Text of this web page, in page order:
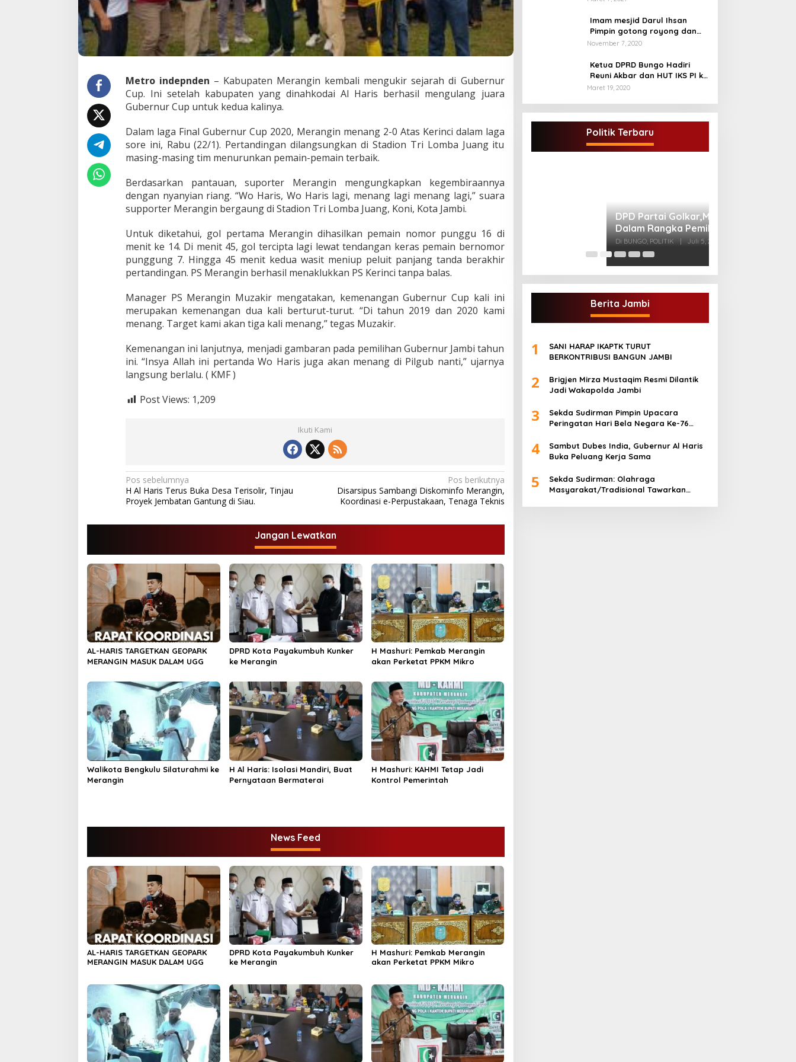
g
u
r
J
a
r
a
G
b
e
r
r
C
u
T
a
h
u
n
0
2
0
.
Metro indepnden – Kabupaten Merangin kembali mengukir sejarah di Gubernur
Cup. Ini setelah kabupaten yang dinahkodai Al Haris berhasil mengulang juara
Gubernur Cup untuk kedua kalinya.
Dalam laga Final Gubernur Cup 2020, Merangin menang 2-0 Atas Kerinci dalam laga
sore ini, Rabu (22/1). Pertandingan dilangsungkan di Stadion Tri Lomba Juang itu
masing-masing tim menurunkan pemain-pemain terbaik.
Berdasarkan pantauan, suporter Merangin mengungkapkan kegembiraannya
dengan nyanyian riang. “Wo Haris, Wo Haris lagi, menang lagi menang lagi,” suara
supporter Merangin bergaung di Stadion Tri Lomba Juang, Koni, Kota Jambi.
Untuk diketahui, gol pertama Merangin dihasilkan pemain nomor punggu 16 di
menit ke 14. Di menit 45, gol tercipta lagi lewat tendangan keras pemain bernomor
punggung 7. Hingga 45 menit kedua wasit meniup peluit panjang tanda berakhir
pertandingan. PS Merangin berhasil menaklukkan PS Kerinci tanpa balas.
Manager PS Merangin Muzakir mengatakan, kemenangan Gubernur Cup kali ini
merupakan kemenangan dua kali berturut-turut. “Di tahun 2019 dan 2020 kami
menang. Target kami akan tiga kali menang,” tegas Muzakir.
Kemenangan ini lanjutnya, menjadi gambaran pada pemilihan Gubernur Jambi tahun
ini. “Insya Allah ini pertanda Wo Haris juga akan menang di Pilgub nanti,” ujarnya
langsung berlalu. ( KMF )
Post Views: 1,209
Ikuti Kami
N
a
a
s
i
p
o
s
Pos sebelumnya
H Al Haris Terus Buka Desa Terisolir, Tinjau
Proyek Jembatan Gantung di Siau.
Pos berikutnya
Disarsipus Sambangi Diskominfo Merangin,
Koordinasi e-Perpustakaan, Tenaga Teknis
Jangan Lewatkan
AL-HARIS TARGETKAN GEOPARK
MERANGIN MASUK DALAM UGG
DPRD Kota Payakumbuh Kunker
ke Merangin
H Mashuri: Pemkab Merangin
akan Perketat PPKM Mikro
Walikota Bengkulu Silaturahmi ke
Merangin
H Al Haris: Isolasi Mandiri, Buat
Pernyataan Bermaterai
H Mashuri: KAHMI Tetap Jadi
Kontrol Pemerintah
News Feed
AL-HARIS TARGETKAN GEOPARK
MERANGIN MASUK DALAM UGG
DPRD Kota Payakumbuh Kunker
ke Merangin
H Mashuri: Pemkab Merangin
akan Perketat PPKM Mikro
Imam mesjid Darul Ihsan
Pimpin gotong royong dan
rehab masjid di desa Tambun
kabupaten tebo
November 7, 2020
Ketua DPRD Bungo Hadiri
Reuni Akbar dan HUT IKS PI ke
40
Maret 19, 2020
Politik Terbaru
10.Bertajuk Dengan
Tema”Membawa Gerakan
Perubahan”
Di BUNGO, POLITIK | November 15, 2021
DPD Partai Golkar,Muscam Ke-X
Dalam Rangka Pemilihan Ketua PK.
Di BUNGO, POLITIK | Juli 5, 2021
Berita Jambi
1
SANI HARAP IKAPTK TURUT
BERKONTRIBUSI BANGUN JAMBI
2
Brigjen Mirza Mustaqim Resmi Dilantik
Jadi Wakapolda Jambi
3
Sekda Sudirman Pimpin Upacara
Peringatan Hari Bela Negara Ke-76
4
Sambut Dubes India, Gubernur Al Haris
Buka Peluang Kerja Sama
5
Sekda Sudirman: Olahraga
Masyarakat/Tradisional Tawarkan